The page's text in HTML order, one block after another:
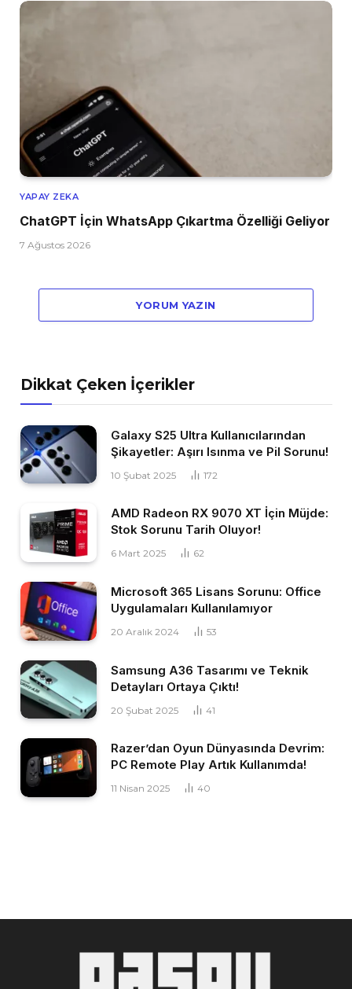
YAPAY ZEKA
ChatGPT İçin WhatsApp Çıkartma Özelliği Geliyor
7 Ağustos 2026
YORUM YAZIN
Dikkat Çeken İçerikler
Galaxy S25 Ultra Kullanıcılarından
Şikayetler: Aşırı Isınma ve Pil Sorunu!
10 Şubat 2025 172
AMD Radeon RX 9070 XT İçin Müjde:
Stok Sorunu Tarih Oluyor!
6 Mart 2025 62
Microsoft 365 Lisans Sorunu: Office
Uygulamaları Kullanılamıyor
20 Aralık 2024 53
Samsung A36 Tasarımı ve Teknik
Detayları Ortaya Çıktı!
20 Şubat 2025 41
Razer’dan Oyun Dünyasında Devrim:
PC Remote Play Artık Kullanımda!
11 Nisan 2025 40